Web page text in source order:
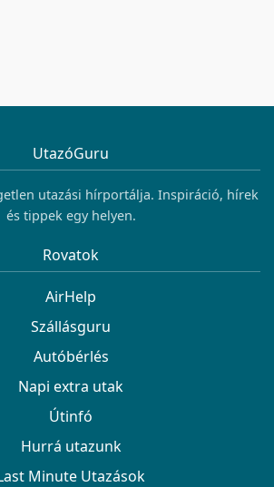
UtazóGuru
utazási hírportálja. Inspiráció, hírek
és tippek egy helyen.
Rovatok
AirHelp
Szállásguru
Autóbérlés
Napi extra utak
Útinfó
Hurrá utazunk
Minute Utazások